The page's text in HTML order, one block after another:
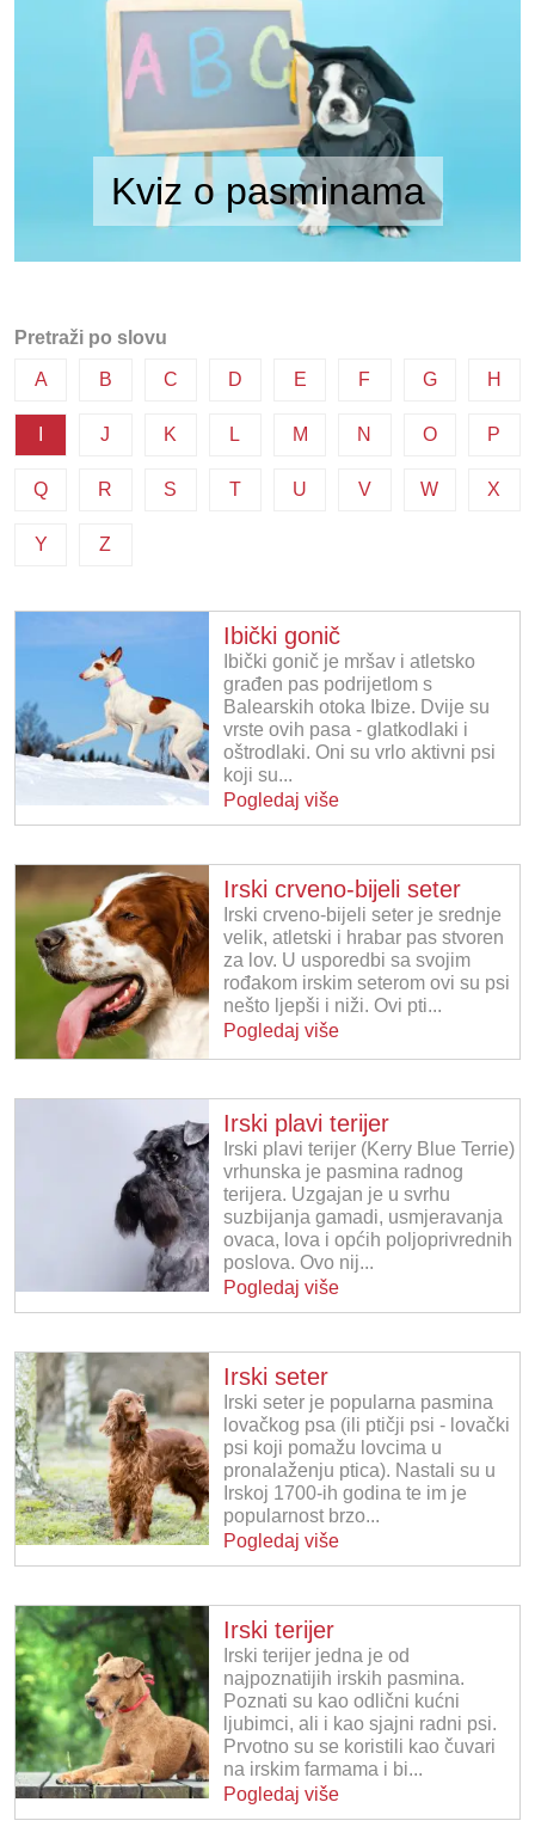
Kviz o pasminama
Pretraži po slovu
A B C D E F G H
J K L M N O P
Q R S T U V W X
Y Z
Ibički gonič
Ibički gonič je mršav i atletsko
građen pas podrijetlom s
Balearskih otoka Ibize. Dvije su
vrste ovih pasa - glatkodlaki i
oštrodlaki. Oni su vrlo aktivni psi
koji su...
Pogledaj više
Irski crveno-bijeli seter
Irski crveno-bijeli seter je srednje
velik, atletski i hrabar pas stvoren
za lov. U usporedbi sa svojim
rođakom irskim seterom ovi su psi
nešto ljepši i niži. Ovi pti...
Pogledaj više
Irski plavi terijer
Irski plavi terijer (Kerry Blue Terrie)
vrhunska je pasmina radnog
terijera. Uzgajan je u svrhu
suzbijanja gamadi, usmjeravanja
ovaca, lova i općih poljoprivrednih
poslova. Ovo nij...
Pogledaj više
Irski seter
Irski seter je popularna pasmina
lovačkog psa (ili ptičji psi - lovački
psi koji pomažu lovcima u
pronalaženju ptica). Nastali su u
Irskoj 1700-ih godina te im je
popularnost brzo...
Pogledaj više
Irski terijer
Irski terijer jedna je od
najpoznatijih irskih pasmina.
Poznati su kao odlični kućni
ljubimci, ali i kao sjajni radni psi.
Prvotno su se koristili kao čuvari
na irskim farmama i bi...
Pogledaj više